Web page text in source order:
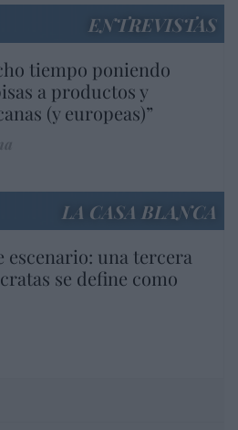
ENTREVISTAS
tiempo poniendo
a productos y
(y europeas)”
LA CASA BLANCA
escenario: una tercera
se define como